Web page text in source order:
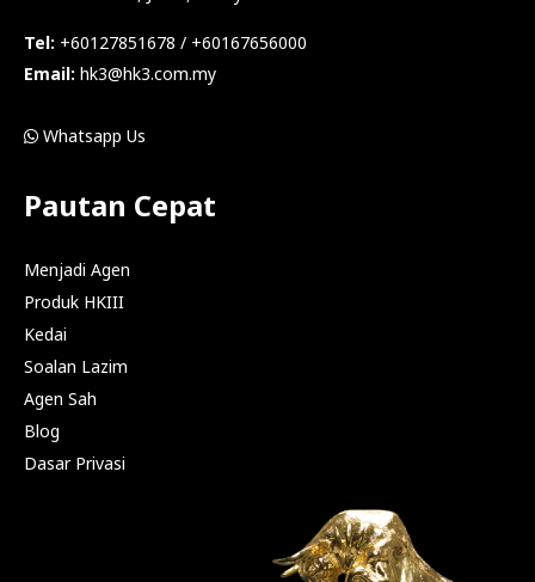
Tel: +60127851678 / +60167656000
Email: hk3@hk3.com.my
Whatsapp Us
Pautan Cepat
Menjadi Agen
Produk HKIII
Kedai
Soalan Lazim
Agen Sah
Blog
Dasar Privasi